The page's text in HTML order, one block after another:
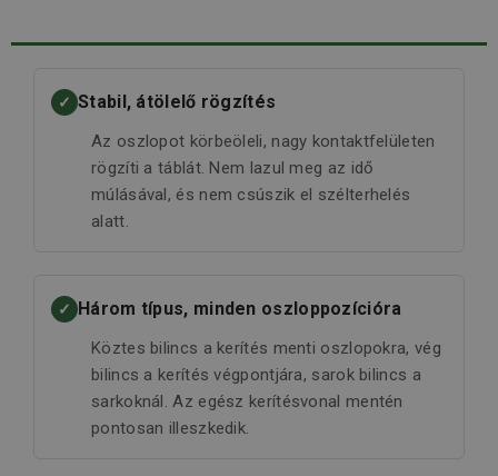
✓ Stabil, átölelő rögzítés
Az oszlopot körbeöleli, nagy kontaktfelületen
rögzíti a táblát. Nem lazul meg az idő
múlásával, és nem csúszik el szélterhelés
alatt.
✓ Három típus, minden oszloppozícióra
Köztes bilincs a kerítés menti oszlopokra, vég
bilincs a kerítés végpontjára, sarok bilincs a
sarkoknál. Az egész kerítésvonal mentén
pontosan illeszkedik.